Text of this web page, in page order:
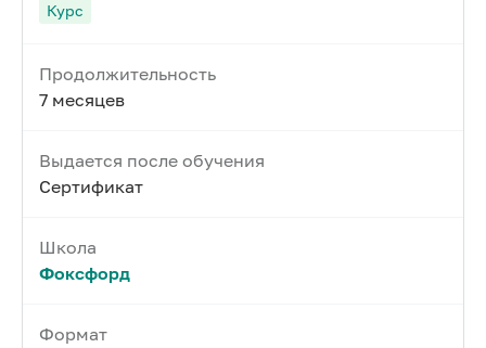
Курс
Продолжительность
7 месяцев
Выдается после обучения
Сертификат
Школа
Фоксфорд
Формат